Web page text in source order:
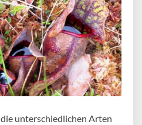
unterschiedlichen Arten